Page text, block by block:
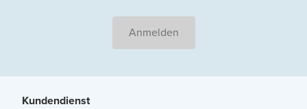
Anmelden
Kundendienst